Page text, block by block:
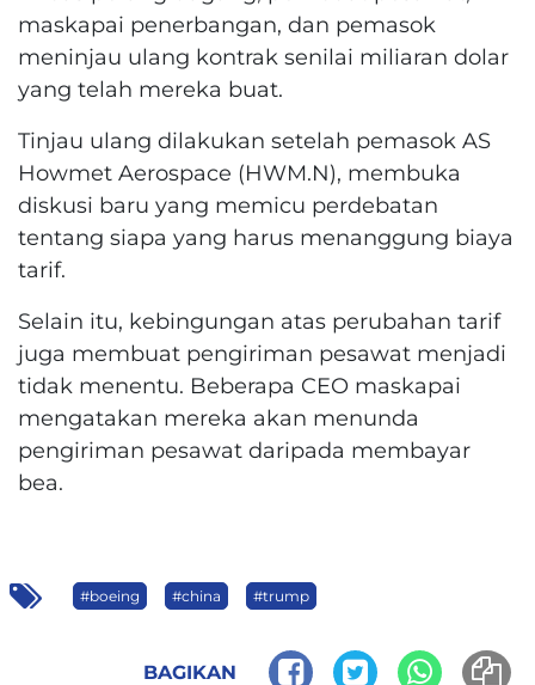
maskapai penerbangan, dan pemasok
meninjau ulang kontrak senilai miliaran dolar
yang telah mereka buat.
Tinjau ulang dilakukan setelah pemasok AS
Howmet Aerospace (HWM.N), membuka
diskusi baru yang memicu perdebatan
tentang siapa yang harus menanggung biaya
tarif.
Selain itu, kebingungan atas perubahan tarif
juga membuat pengiriman pesawat menjadi
tidak menentu. Beberapa CEO maskapai
mengatakan mereka akan menunda
pengiriman pesawat daripada membayar
bea.
#boeing #china #trump
BAGIKAN